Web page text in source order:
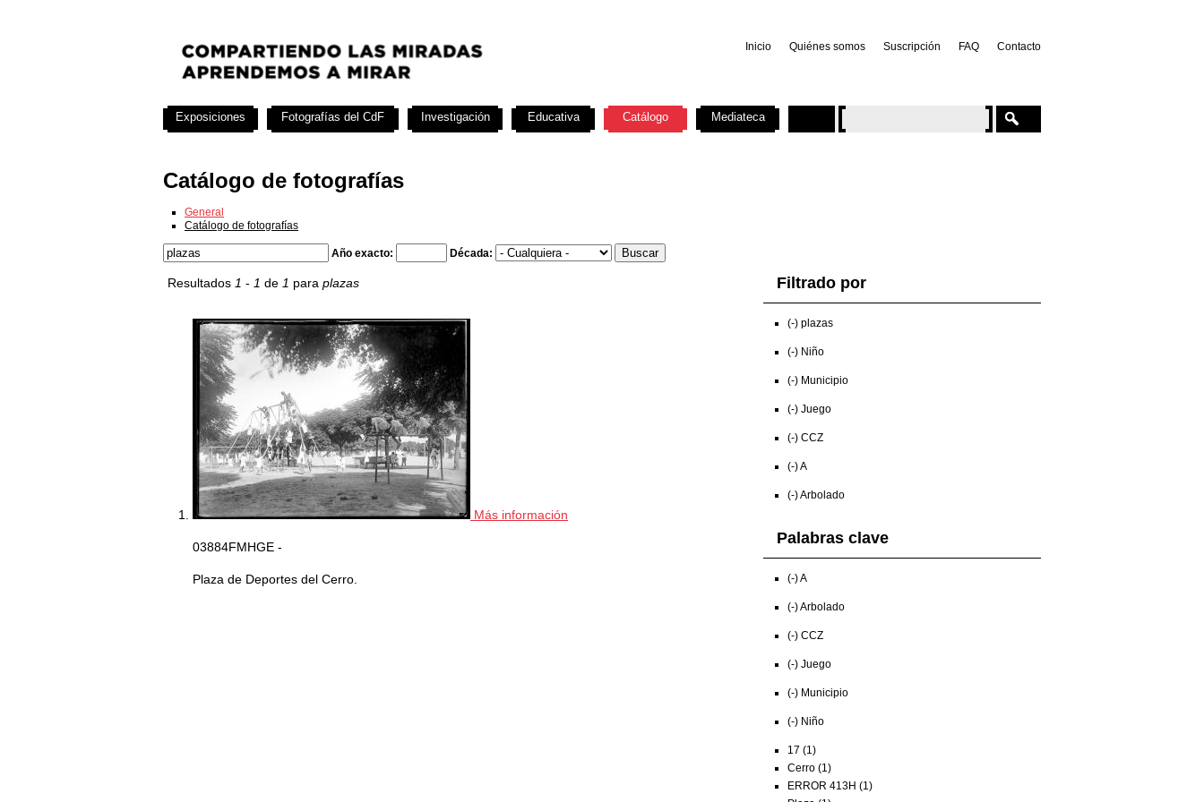
Inicio Quiénes somos Suscripción FAQ Contacto
Catálogo de fotografías
General
Catálogo de fotografías
Año exacto: Década:
Resultados 1 - 1 de 1 para plazas
Más información
03884FMHGE -
Plaza de Deportes del Cerro.
Filtrado por
(-) plazas
(-) Niño
(-) Municipio
(-) Juego
(-) CCZ
(-)A
(-)Arbolado
Palabras clave
(-)A
(-)Arbolado
(-) CCZ
(-) Juego
(-) Municipio
(-) Niño
17 (1)
Cerro (1)
ERROR 413H (1)
Exposiciones Fotografías del CdF Investigación Educativa Catálogo Mediateca